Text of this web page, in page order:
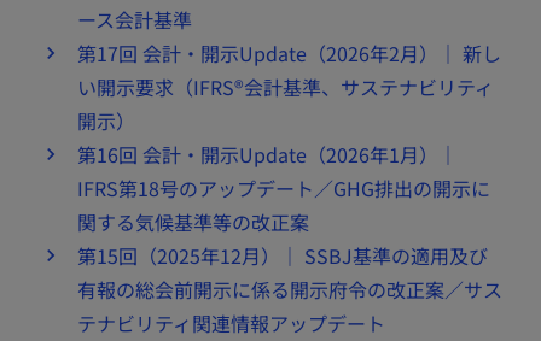
ース会計基準
第17回 会計・開示Update（2026年2月）｜ 新し
い開示要求（IFRS®会計基準、サステナビリティ
開示）
第16回 会計・開示Update（2026年1月）｜
IFRS第18号のアップデート／GHG排出の開示に
関する気候基準等の改正案
第15回（2025年12月）｜ SSBJ基準の適用及び
有報の総会前開示に係る開示府令の改正案／サス
テナビリティ関連情報アップデート